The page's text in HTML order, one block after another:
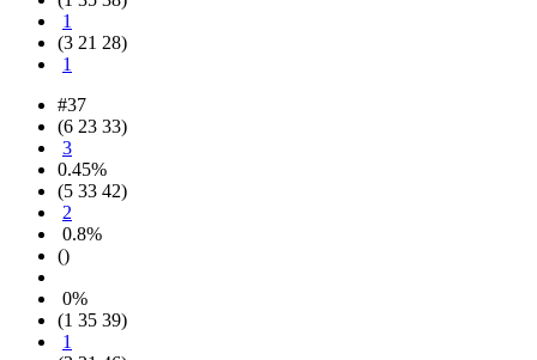
1
(3 21 28)
1
#37
(6 23 33)
3
0.45%
(5 33 42)
2
0.8%
()
0%
(1 35 39)
1